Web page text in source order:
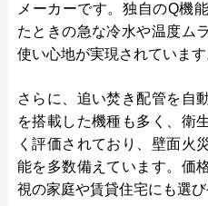
メーカーです。独自のQ機
たときの急な冷水や温度ム
使い心地が実現されています
さらに、追い焚き配管を自
を搭載した機種も多く、衛
く評価されており、壁面火
能を多数備えています。価
視の家庭や賃貸住宅にも選び